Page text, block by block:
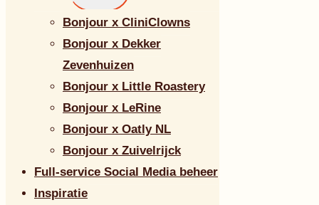
Bonjour x CliniClowns
Bonjour x Dekker
Zevenhuizen
Bonjour x Little Roastery
Bonjour x LeRine
Bonjour x Oatly NL
Bonjour x Zuivelrijck
Full-service Social Media beheer
Inspiratie